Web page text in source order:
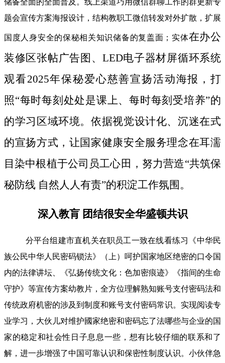
储备全面的全面普及。线上渠道巧用微信群聊工作的群更新专
题会宣传方案海报设计，结构教职工微信转发对外扩散，扩展
国度人身安全的保秘相关知识储备的复盖面；实体在办公
装修区张帖广告图、LED电子器材屏循环系统
观看2025年保秘爱心慈善宣扬活动海报，打
照“每时每刻处处是课上、每时每刻受培养”的
的学习区域环境。依据视觉设计化、沉迷在式
的宣扬方式，让国家健康安全服务理念在耳濡
目染中根植于公司员工心田，努力营造“共筑保
秘防线 自然人人有责”的积淀工作氛围。
深入教肓 团结很安全华盛顿共识
分平台组建市直机关在职员工一致在线看练习《中华民
族公民中华人民密码锁法》（上）呵护国家地区绝密的口令国
内的法律讲坛、《弘扬传统文化：色加密痕迹》《指间的生命
守护》等宣传方案幼教片，全方位理解熟知账号支付密码法和
传统政府机密的涉及到制度和账号支付密码常识。实现阅读专
业学习，大伙儿对维护國家绝密和密码忘了法哪些与企业的国
家的稳定和社会性日子息息一些，想有比较仔细的联系和了
解，进一歩增强了中国可靠认识和保密性制度认识。小伙伴急